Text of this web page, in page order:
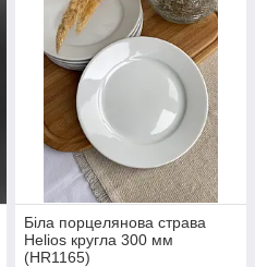
Біла порцелянова страва
Helios кругла 300 мм
(HR1165)